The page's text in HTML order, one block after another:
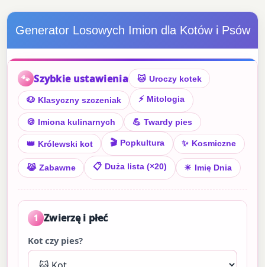
Generator Losowych Imion dla Kotów i Psów
🐾 Szybkie ustawienia 🐱 Uroczy kotek
🐶 Klasyczny szczeniak ⚡ Mitologia
🍪 Imiona kulinarnych 💪 Twardy pies
👑 Królewski kot 🎬 Popkultura ✨ Kosmiczne
😹 Zabawne 📋 Duża lista (×20) ☀ Imię Dnia
1 Zwierzę i płeć
Kot czy pies?